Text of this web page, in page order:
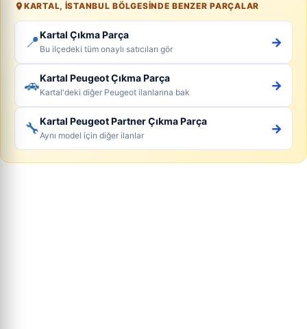
KARTAL, İSTANBUL BÖLGESINDE BENZER PARÇALAR
📍Kartal Çıkma Parça
Bu ilçedeki tüm onaylı satıcıları gör →
🚗Kartal Peugeot Çıkma Parça
Kartal'deki diğer Peugeot ilanlarına bak →
🔧Kartal Peugeot Partner Çıkma Parça
Aynı model için diğer ilanlar →